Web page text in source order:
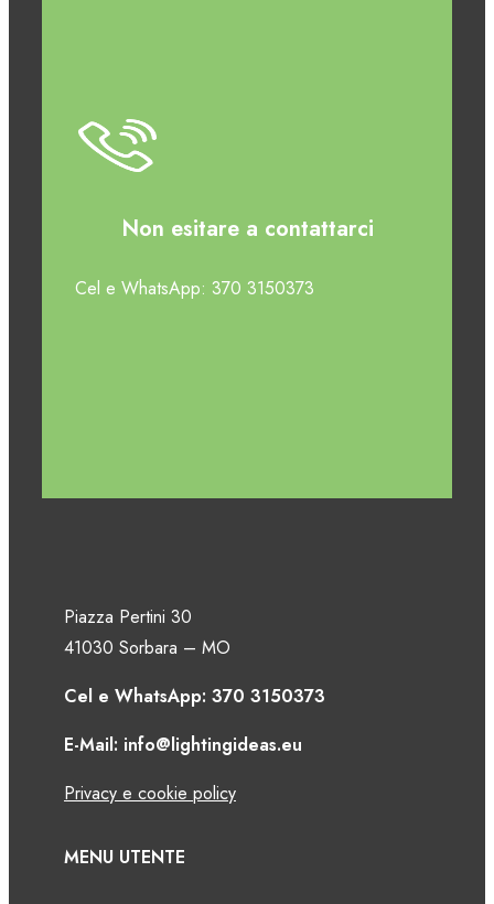
Non esitare a contattarci
Cel e WhatsApp: 370 3150373
Piazza Pertini 30
41030 Sorbara – MO
Cel e WhatsApp: 370 3150373
E-Mail: info@lightingideas.eu
Privacy e cookie policy
MENU UTENTE